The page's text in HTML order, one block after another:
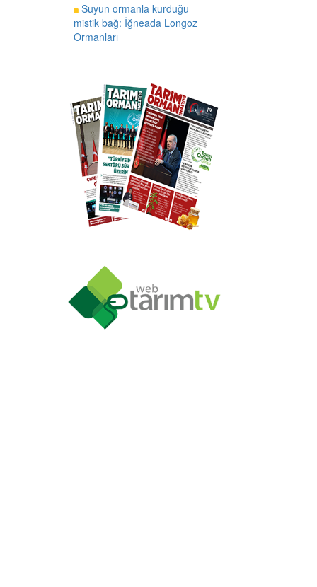
Suyun ormanla kurduğu
mistik bağ: İğneada Longoz
Ormanları